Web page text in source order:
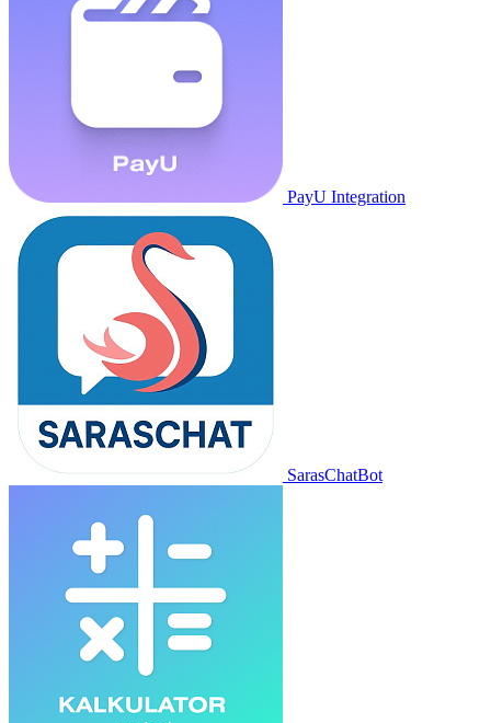
PayU Integration
SarasChatBot